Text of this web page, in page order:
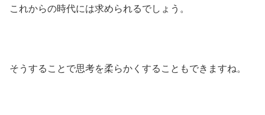
これからの時代には求められるでしょう。
そうすることで思考を柔らかくすることもできますね。